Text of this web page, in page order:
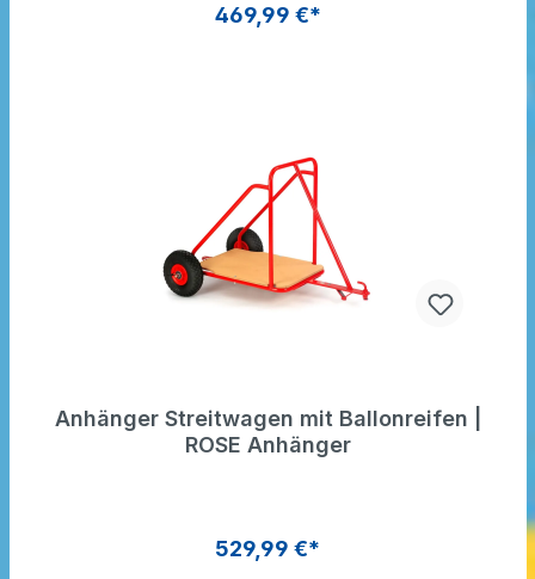
469,99 €*
Anhänger Streitwagen mit Ballonreifen |
ROSE Anhänger
529,99 €*